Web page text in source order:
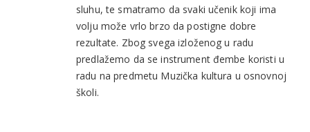
sluhu, te smatramo da svaki učenik koji ima
volju može vrlo brzo da postigne dobre
rezultate. Zbog svega izloženog u radu
predlažemo da se instrument đembe koristi u
radu na predmetu Muzička kultura u osnovnoj
školi.